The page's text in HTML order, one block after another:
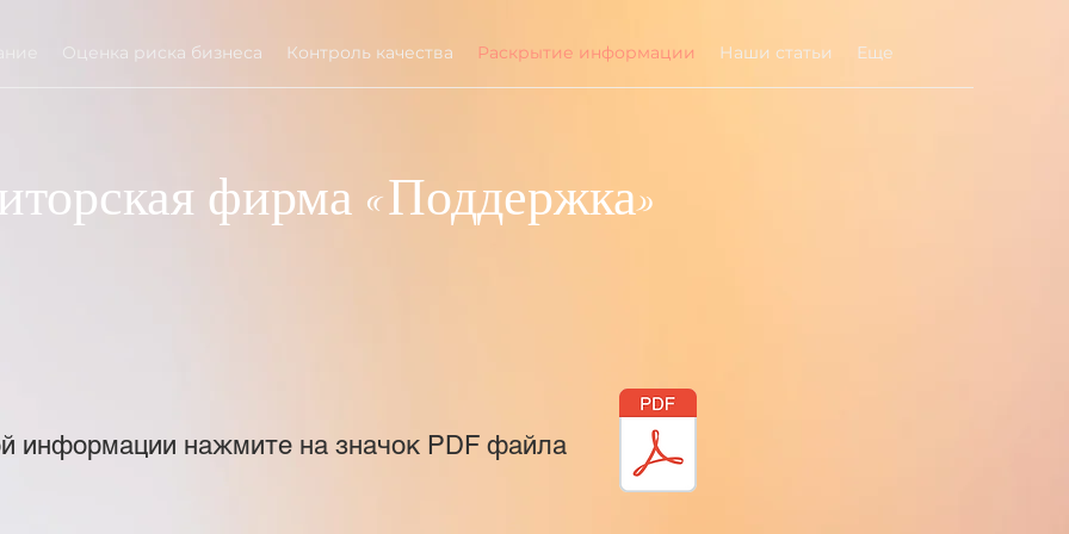
Оценка риска бизнеса Контроль качества Раскрытие информации Наши статьи Еще
фирма «Поддержка»
информации нажмите на значок PDF файла